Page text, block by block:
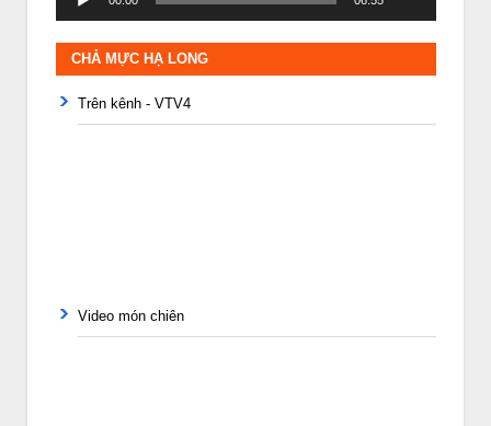
CHẢ MỰC HẠ LONG
Trên kênh - VTV4
Video món chiên